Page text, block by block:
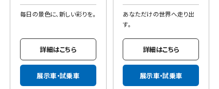
毎日の景色に、新しい彩りを。
詳細はこちら
展示車・試乗車
あなただけの世界へ走り出
す。
詳細はこちら
展示車・試乗車